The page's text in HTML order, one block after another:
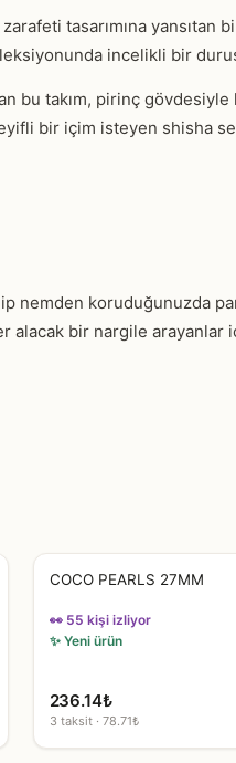
zarafeti tasarımına
incelikli bir
bu takım, pirinç
bir içim isteyen shisha
koruduğunuzda
alacak bir nargile
COCO PEARLS 27MM
👀 55 kişi izliyor
✨ Yeni ürün
236.14₺
3 taksit · 78.71₺